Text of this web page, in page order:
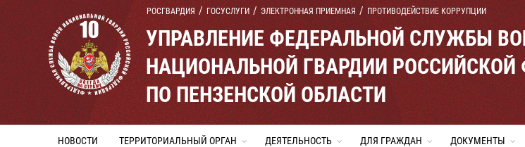
РОСГВАРДИЯ ГОСУСЛУГИ ЭЛЕКТРОННАЯ ПРИЕМНАЯ ПРОТИВОДЕЙСТВИЕ КОРРУПЦИИ
УПРАВЛЕНИЕ ФЕДЕРАЛЬНОЙ СЛУЖБЫ
НАЦИОНАЛЬНОЙ ГВАРДИИ РОССИЙСКОЙ
ПО ПЕНЗЕНСКОЙ ОБЛАСТИ
НОВОСТИ ТЕРРИТОРИАЛЬНЫЙ ОРГАН ДЕЯТЕЛЬНОСТЬ ДЛЯ ГРАЖДАН ДОКУМЕНТЫ